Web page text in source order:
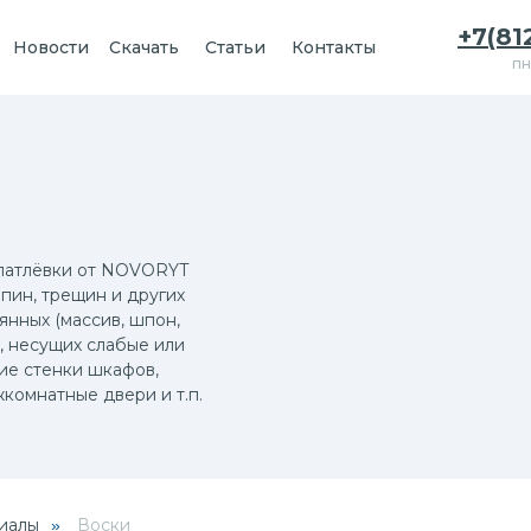
Новости Статьи Контакты
Скачать
от NOVORYT
трещин и других
(массив, шпон,
несущих слабые или
стенки шкафов,
двери и т.п.
» Воски